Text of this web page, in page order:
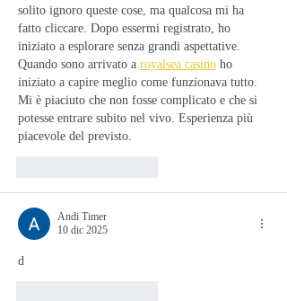
solito ignoro queste cose, ma qualcosa mi ha
fatto cliccare. Dopo essermi registrato, ho
iniziato a esplorare senza grandi aspettative.
Quando sono arrivato a royalsea casino ho
iniziato a capire meglio come funzionava tutto.
Mi è piaciuto che non fosse complicato e che si
potesse entrare subito nel vivo. Esperienza più
piacevole del previsto.
Andi Timer
10 dic 2025
d